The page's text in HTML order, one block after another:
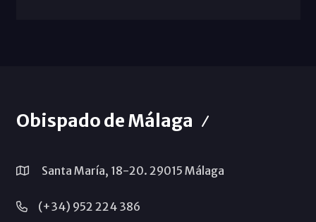
Obispado de Málaga
Santa María, 18-20. 29015 Málaga
(+34) 952 224 386